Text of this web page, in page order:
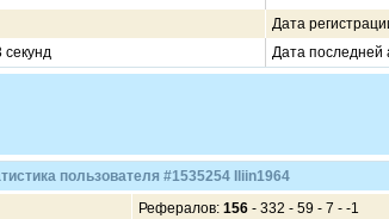
Дата
секунд
Дата последней
пользователя #1535254 Iliin1964
Рефералов: 156 - 332 - 59 - 7 - -1